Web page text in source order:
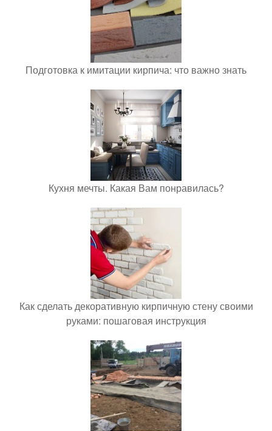
Подготовка к имитации кирпича: что важно знать
Кухня мечты. Какая Вам понравилась?
Как сделать декоративную кирпичную стену своими
руками: пошаговая инструкция